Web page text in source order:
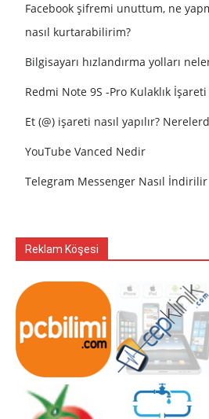
Facebook şifremi unuttum, ne
nasıl kurtarabilirim?
Bilgisayarı hızlandırma yolları
Redmi Note 9S -Pro Kulaklık
Et (@) işareti nasıl yapılır?
YouTube Vanced Nedir
Telegram Messenger Nasıl İndirilir
Reklam Köşesi